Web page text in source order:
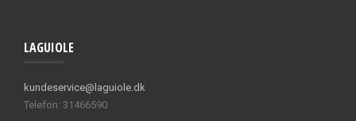
LAGUIOLE
kundeservice@laguiole.dk
Telefon: 31466590